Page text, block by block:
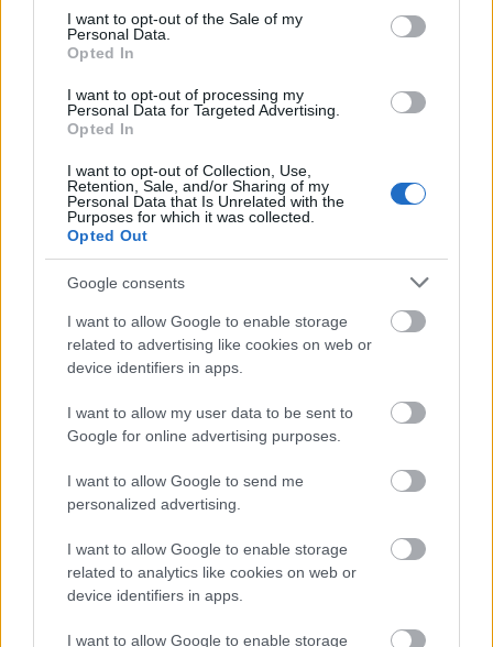
consent section.
I want to opt-out of the Sale of my
Personal Data.
Opted In
I want to opt-out of processing my
Personal Data for Targeted Advertising.
Opted In
I want to opt-out of Collection, Use,
Retention, Sale, and/or Sharing of my
Personal Data that Is Unrelated with the
Purposes for which it was collected.
Opted Out
Google consents
I want to allow Google to enable storage
related to advertising like cookies on web or
device identifiers in apps.
I want to allow my user data to be sent to
Google for online advertising purposes.
I want to allow Google to send me
personalized advertising.
I want to allow Google to enable storage
related to analytics like cookies on web or
device identifiers in apps.
I want to allow Google to enable storage
KULTÚRA
Mi igaz A korona 6. évadából és mi
Mutatjuk